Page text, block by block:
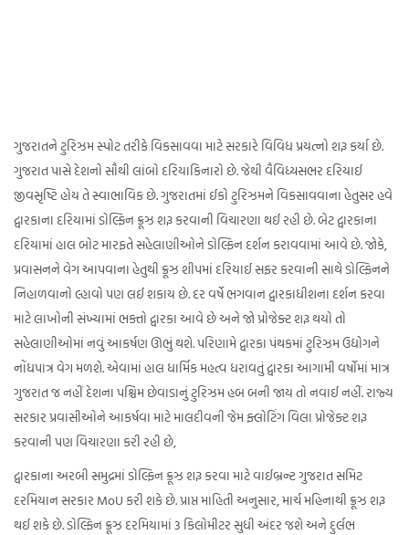
ગુજરાતને ટુરિઝમ સ્પોટ તરીકે વિકસાવવા માટે સરકારે વિવિધ પ્રયત્નો શરૂ કર્યા છે.
ગુજરાત પાસે દેશનો સૌથી લાંબો દરિયાકિનારો છે. જેથી વૈવિધ્યસભર દરિયાઈ
જીવસૃષ્ટિ હોય તે સ્વાભાવિક છે. ગુજરાતમાં ઈકો ટુરિઝમને વિકસાવવાના હેતુસર હવે
દ્વારકાના દરિયામાં ડોલ્ફિન ક્રૂઝ શરૂ કરવાની વિચારણા થઈ રહી છે. બેટ દ્વારકાના
દરિયામાં હાલ બોટ મારફતે સહેલાણીઓને ડોલ્ફિન દર્શન કરાવવામાં આવે છે. જોકે,
પ્રવાસનને વેગ આપવાના હેતુથી ક્રૂઝ શીપમાં દરિયાઈ સફર કરવાની સાથે ડોલ્ફિનને
નિહાળવાનો લ્હાવો પણ લઈ શકાય છે. દર વર્ષે ભગવાન દ્વારકાધીશના દર્શન કરવા
માટે લાખોની સંખ્યામાં ભક્તો દ્વારકા આવે છે અને જો પ્રોજેક્ટ શરૂ થયો તો
સહેલાણીઓમાં નવું આકર્ષણ ઊભું થશે. પરિણામે દ્વારકા પંથકમાં ટુરિઝમ ઉદ્યોગને
નોંધપાત્ર વેગ મળશે. એવામાં હાલ ધાર્મિક મહત્વ ધરાવતું દ્વારકા આગામી વર્ષોમાં માત્ર
ગુજરાત જ નહીં દેશના પશ્ચિમ છેવાડાનું ટુરિઝમ હબ બની જાય તો નવાઈ નહીં. રાજ્ય
સરકાર પ્રવાસીઓને આકર્ષવા માટે માલદીવની જેમ ફ્લોટિંગ વિલા પ્રોજેક્ટ શરૂ
કરવાની પણ વિચારણા કરી રહી છે,
દ્વારકાના અરબી સમુદ્રમાં ડોલ્ફિન ક્રૂઝ શરૂ કરવા માટે વાઈબ્રન્ટ ગુજરાત સમિટ
દરમિયાન સરકાર MoU કરી શકે છે. પ્રાપ્ત માહિતી અનુસાર, માર્ચ મહિનાથી ક્રૂઝ શરૂ
થઈ શકે છે. ડોલ્ફિન ક્રૂઝ દરમિયામાં 3 કિલોમીટર સુધી અંદર જશે અને દુર્લભ